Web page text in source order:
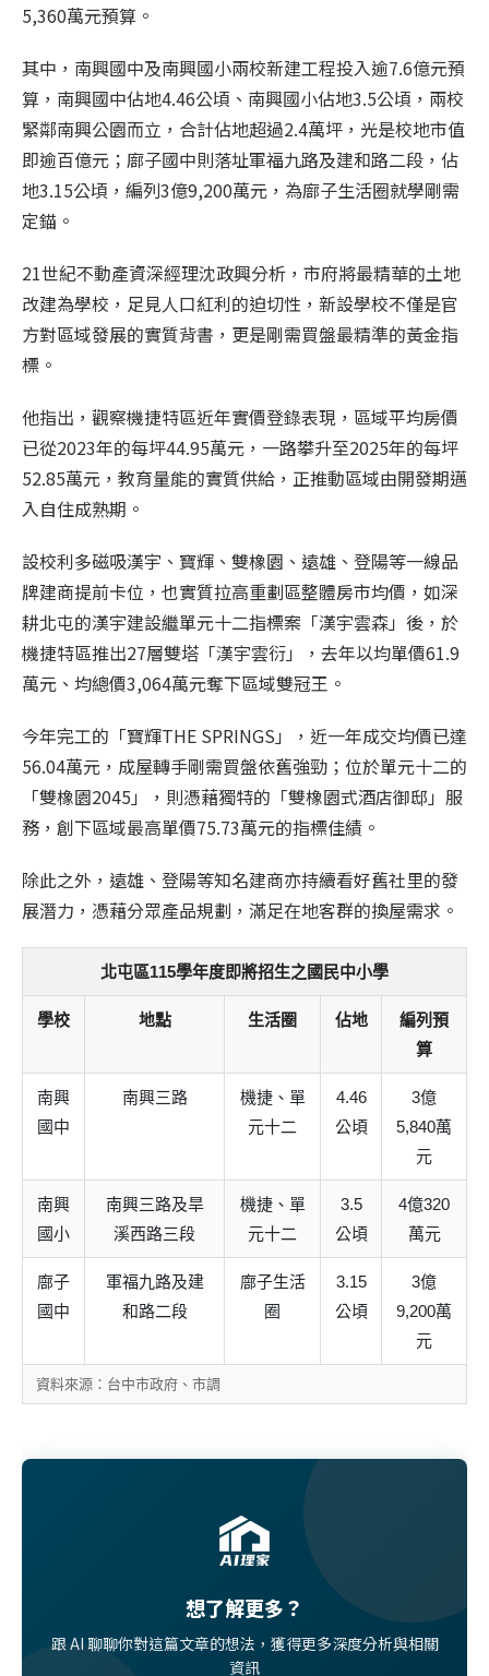
5,360萬元預算。
其中，南興國中及南興國小兩校新建工程投入逾7.6億元預
算，南興國中佔地4.46公頃、南興國小佔地3.5公頃，兩校
緊鄰南興公園而立，合計佔地超過2.4萬坪，光是校地市值
即逾百億元；廍子國中則落址軍福九路及建和路二段，佔
地3.15公頃，編列3億9,200萬元，為廍子生活圈就學剛需
定錨。
21世紀不動產資深經理沈政興分析，市府將最精華的土地
改建為學校，足見人口紅利的迫切性，新設學校不僅是官
方對區域發展的實質背書，更是剛需買盤最精準的黃金指
標。
他指出，觀察機捷特區近年實價登錄表現，區域平均房價
已從2023年的每坪44.95萬元，一路攀升至2025年的每坪
52.85萬元，教育量能的實質供給，正推動區域由開發期邁
入自住成熟期。
設校利多磁吸漢宇、寶輝、雙橡園、遠雄、登陽等一線品
牌建商提前卡位，也實質拉高重劃區整體房市均價，如深
耕北屯的漢宇建設繼單元十二指標案「漢宇雲森」後，於
機捷特區推出27層雙塔「漢宇雲衍」，去年以均單價61.9
萬元、均總價3,064萬元奪下區域雙冠王。
今年完工的「寶輝THE SPRINGS」，近一年成交均價已達
56.04萬元，成屋轉手剛需買盤依舊強勁；位於單元十二的
「雙橡園2045」，則憑藉獨特的「雙橡園式酒店御邸」服
務，創下區域最高單價75.73萬元的指標佳績。
除此之外，遠雄、登陽等知名建商亦持續看好舊社里的發
展潛力，憑藉分眾產品規劃，滿足在地客群的換屋需求。
北屯區115學年度即將招生之國民中小學
學校 地點 生活圈 佔地
編列預
算
南興
國中
南興三路
機捷、單
元十二
4.46
公頃
3億
5,840萬
元
南興
國小
南興三路及旱
溪西路三段
機捷、單
元十二
3.5
公頃
4億320
萬元
廍子
國中
軍福九路及建
和路二段
廍子生活
圈
3.15
公頃
3億
9,200萬
元
資料來源：台中市政府、市調
想了解更多？
跟 AI 聊聊你對這篇文章的想法，獲得更多深度分析與相關
資訊